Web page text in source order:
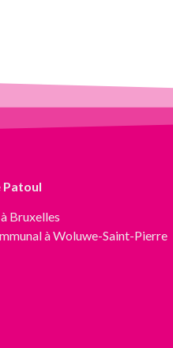
Patoul
à Bruxelles
à Woluwe-Saint-Pierre